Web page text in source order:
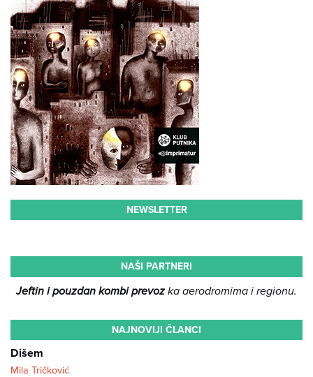
NEWSLETTER
NAŠI PARTNERI
Jeftin i pouzdan kombi prevozka aerodromima i regionu.
NAJNOVIJI ČLANCI
Dišem
Mila Tričković